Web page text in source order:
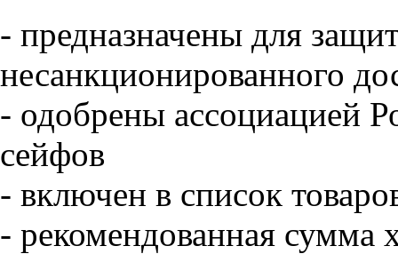
- предназначены для
несанкционированного
- одобрены ассоциацией
сейфов
- включен в список
- рекомендованная сумма